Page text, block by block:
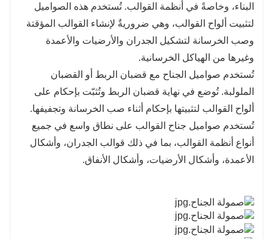
البناء، وخاصةً في أنظمة القوالب. تُستخدم هذه الصواميل
لتثبيت ألواح القوالب، وهي ضروريةٌ لإنشاء القوالب المؤقتة
وصب الخرسانة لتشكيل الجدران والأرضيات والأعمدة
وغيرها من الهياكل الخرسانية.
تُستخدم صواميل الجناح مع قضبان الربط أو القضبان
الملولبة. تُوضع في نهاية قضبان الربط وتُثبّت بإحكام على
ألواح القوالب لتثبيتها بإحكام أثناء صب الخرسانة وتجفيفها.
تُستخدم صواميل جناح القوالب على نطاق واسع في جميع
أنواع أنظمة القوالب، بما في ذلك قوالب الجدران، وأشكال
الأعمدة، وأشكال الأرضيات، وأشكال الأنفاق.